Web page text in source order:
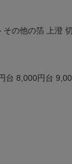
その他の箔 上澄
台 8,000円台
M 22.5cm
イエロー